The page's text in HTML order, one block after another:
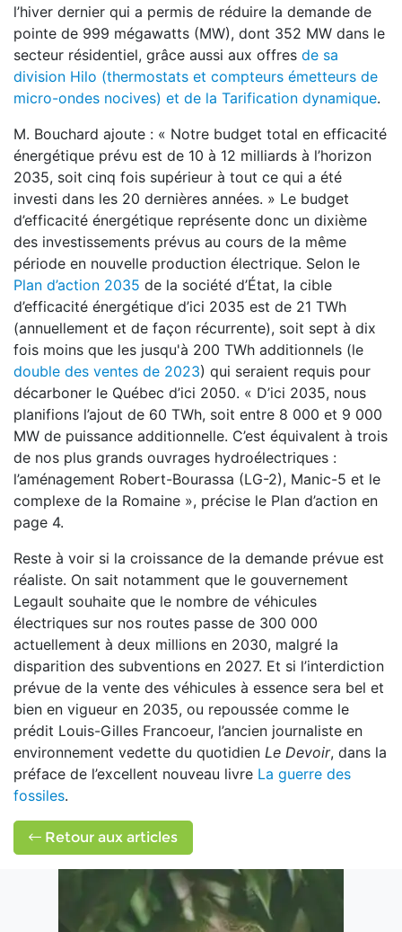
l’hiver dernier qui a permis de réduire la demande de
pointe de 999 mégawatts (MW), dont 352 MW dans le
secteur résidentiel, grâce aussi aux offres de sa
division Hilo (thermostats et compteurs émetteurs de
micro-ondes nocives) et de la Tarification dynamique.
M. Bouchard ajoute : « Notre budget total en efficacité
énergétique prévu est de 10 à 12 milliards à l’horizon
2035, soit cinq fois supérieur à tout ce qui a été
investi dans les 20 dernières années. » Le budget
d’efficacité énergétique représente donc un dixième
des investissements prévus au cours de la même
période en nouvelle production électrique. Selon le
Plan d’action 2035 de la société d’État, la cible
d’efficacité énergétique d’ici 2035 est de 21 TWh
(annuellement et de façon récurrente), soit sept à dix
fois moins que les jusqu'à 200 TWh additionnels (le
double des ventes de 2023) qui seraient requis pour
décarboner le Québec d’ici 2050. « D’ici 2035, nous
planifions l’ajout de 60 TWh, soit entre 8 000 et 9 000
MW de puissance additionnelle. C’est équivalent à trois
de nos plus grands ouvrages hydroélectriques :
l’aménagement Robert-Bourassa (LG-2), Manic-5 et le
complexe de la Romaine », précise le Plan d’action en
page 4.
Reste à voir si la croissance de la demande prévue est
réaliste. On sait notamment que le gouvernement
Legault souhaite que le nombre de véhicules
électriques sur nos routes passe de 300 000
actuellement à deux millions en 2030, malgré la
disparition des subventions en 2027. Et si l’interdiction
prévue de la vente des véhicules à essence sera bel et
bien en vigueur en 2035, ou repoussée comme le
prédit Louis-Gilles Francoeur, l’ancien journaliste en
environnement vedette du quotidien Le Devoir, dans la
préface de l’excellent nouveau livre La guerre des
fossiles.
Retour aux articles